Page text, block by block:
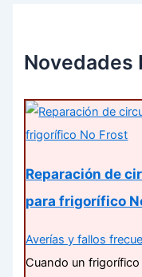
Novedades
Reparación de
para frigorífico
Averías y fallos
Cuando un